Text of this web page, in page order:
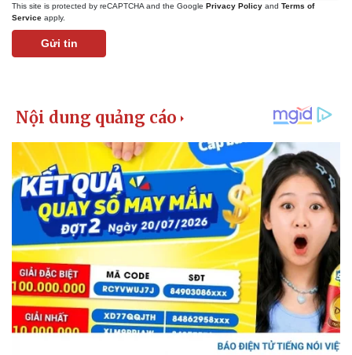
Thể thao
Bóng đá
Lịch thi đấu bóng đá
Thế giới thể thao
eSports
Ô tô - Xe máy
Ô tô
Xe máy
Tư vấn
This site is protected by reCAPTCHA and the Google Privacy Policy and Terms of
Service apply.
Gửi tin